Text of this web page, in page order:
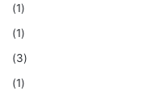
(1)
(1)
(3)
(1)